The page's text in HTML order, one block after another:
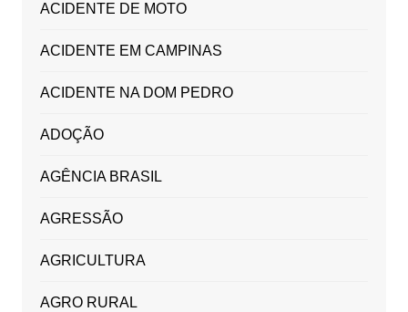
ACIDENTE DE MOTO
ACIDENTE EM CAMPINAS
ACIDENTE NA DOM PEDRO
ADOÇÃO
AGÊNCIA BRASIL
AGRESSÃO
AGRICULTURA
AGRO RURAL